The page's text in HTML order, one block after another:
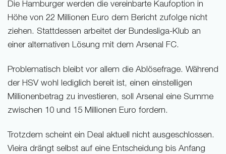
Die Hamburger werden die vereinbarte Kaufoption in
Höhe von 22 Millionen Euro dem Bericht zufolge nicht
ziehen. Stattdessen arbeitet der Bundesliga-Klub an
einer alternativen Lösung mit dem Arsenal FC.
Problematisch bleibt vor allem die Ablösefrage. Während
der HSV wohl lediglich bereit ist, einen einstelligen
Millionenbetrag zu investieren, soll Arsenal eine Summe
zwischen 10 und 15 Millionen Euro fordern.
Trotzdem scheint ein Deal aktuell nicht ausgeschlossen.
Vieira drängt selbst auf eine Entscheidung bis Anfang